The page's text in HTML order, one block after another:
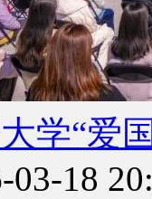
学“爱
03-18